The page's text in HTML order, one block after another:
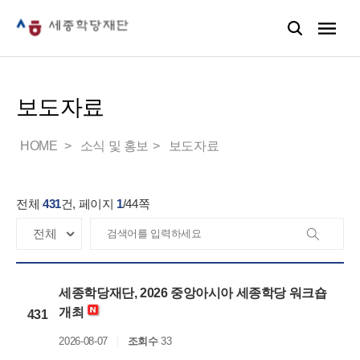
보도자료
HOME 소식 및 홍보 보도자료
전체 431건, 페이지 1/44쪽
431
세종학당재단, 2026 중앙아시아 세종학당 워크숍
개최
2026-08-07 조회수33